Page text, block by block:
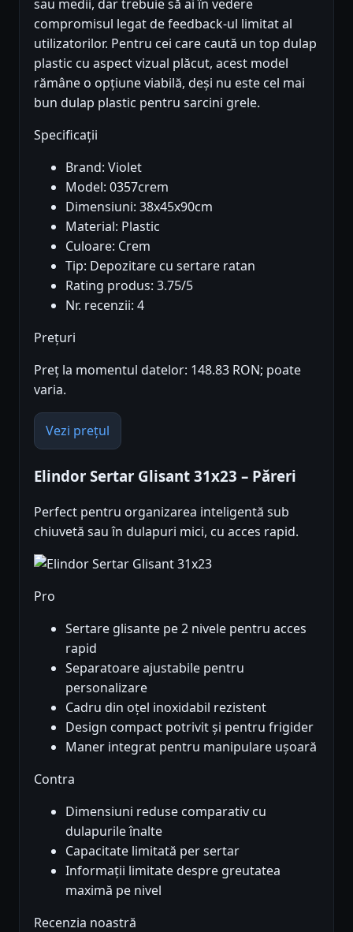
sau medii, dar trebuie să ai în vedere
compromisul legat de feedback-ul limitat al
utilizatorilor. Pentru cei care caută un top dulap
plastic cu aspect vizual plăcut, acest model
rămâne o opțiune viabilă, deși nu este cel mai
bun dulap plastic pentru sarcini grele.
Specificații
Brand: Violet
Model: 0357crem
Dimensiuni: 38x45x90cm
Material: Plastic
Culoare: Crem
Tip: Depozitare cu sertare ratan
Rating produs: 3.75/5
Nr. recenzii: 4
Prețuri
Preț la momentul datelor: 148.83 RON; poate
varia.
Vezi prețul
Elindor Sertar Glisant 31x23 – Păreri
Perfect pentru organizarea inteligentă sub
chiuvetă sau în dulapuri mici, cu acces rapid.
Pro
Sertare glisante pe 2 nivele pentru acces
rapid
Separatoare ajustabile pentru
personalizare
Cadru din oțel inoxidabil rezistent
Design compact potrivit și pentru frigider
Maner integrat pentru manipulare ușoară
Contra
Dimensiuni reduse comparativ cu
dulapurile înalte
Capacitate limitată per sertar
Informații limitate despre greutatea
maximă pe nivel
Recenzia noastră